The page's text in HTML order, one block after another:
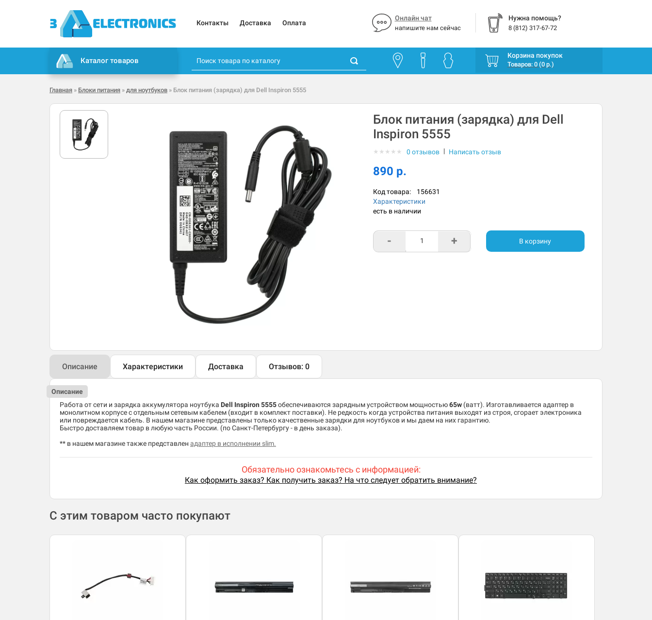
Контакты Доставка Оплата
Онлайн чат
напишите нам сейчас
Нужна помощь?
8 (812) 317-67-72
Каталог товаров
Корзина покупок
Товаров: 0 (0 р.)
Главная » Блоки питания » для ноутбуков » Блок питания (зарядка) для Dell Inspiron 5555
Блок питания (зарядка) для Dell
Inspiron 5555
★ ★ ★ ★ ★ 0 отзывов | Написать отзыв
890 р.
Код товара: 156631
Характеристики
есть в наличии
- + В корзину
Описание Характеристики Доставка Отзывов: 0
Описание
Работа от сети и зарядка аккумулятора ноутбука Dell Inspiron 5555обеспечиваются зарядным устройством мощностью65w (ватт). Изготавливается адаптер в
монолитном корпусе с отдельным сетевым кабелем (входит в комплект поставки). Не редкость когда устройства питания выходят из строя, сгорает электроника
или повреждается кабель. В нашем магазине представлены только качественные зарядки для ноутбуков и мы даем на них гарантию.
Быстро доставляем товар в любую часть России. (по Санкт-Петербургу - в день заказа).
** в нашем магазине также представлен адаптер в исполнении slim.
Обязательно ознакомьтесь с информацией:
Как оформить заказ? Как получить заказ? На что следует обратить внимание?
С этим товаром часто покупают